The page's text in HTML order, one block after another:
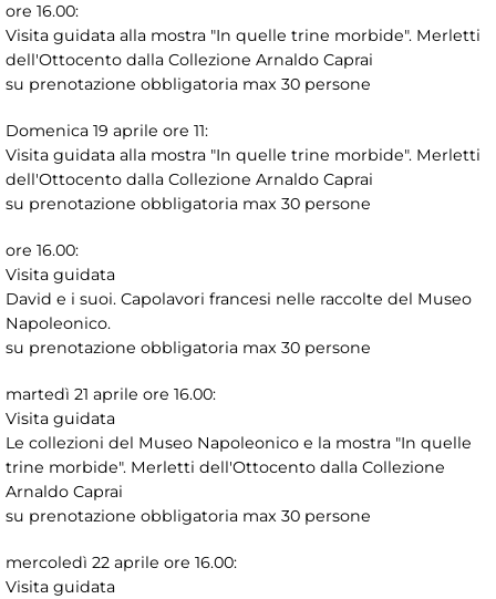
ore 16.00:
Visita guidata alla mostra "In quelle trine morbide". Merletti
dell'Ottocento dalla Collezione Arnaldo Caprai
su prenotazione obbligatoria max 30 persone
Domenica 19 aprile ore 11:
Visita guidata alla mostra "In quelle trine morbide". Merletti
dell'Ottocento dalla Collezione Arnaldo Caprai
su prenotazione obbligatoria max 30 persone
ore 16.00:
Visita guidata
David e i suoi. Capolavori francesi nelle raccolte del Museo
Napoleonico.
su prenotazione obbligatoria max 30 persone
martedì 21 aprile ore 16.00:
Visita guidata
Le collezioni del Museo Napoleonico e la mostra "In quelle
trine morbide". Merletti dell'Ottocento dalla Collezione
Arnaldo Caprai
su prenotazione obbligatoria max 30 persone
mercoledì 22 aprile ore 16.00:
Visita guidata